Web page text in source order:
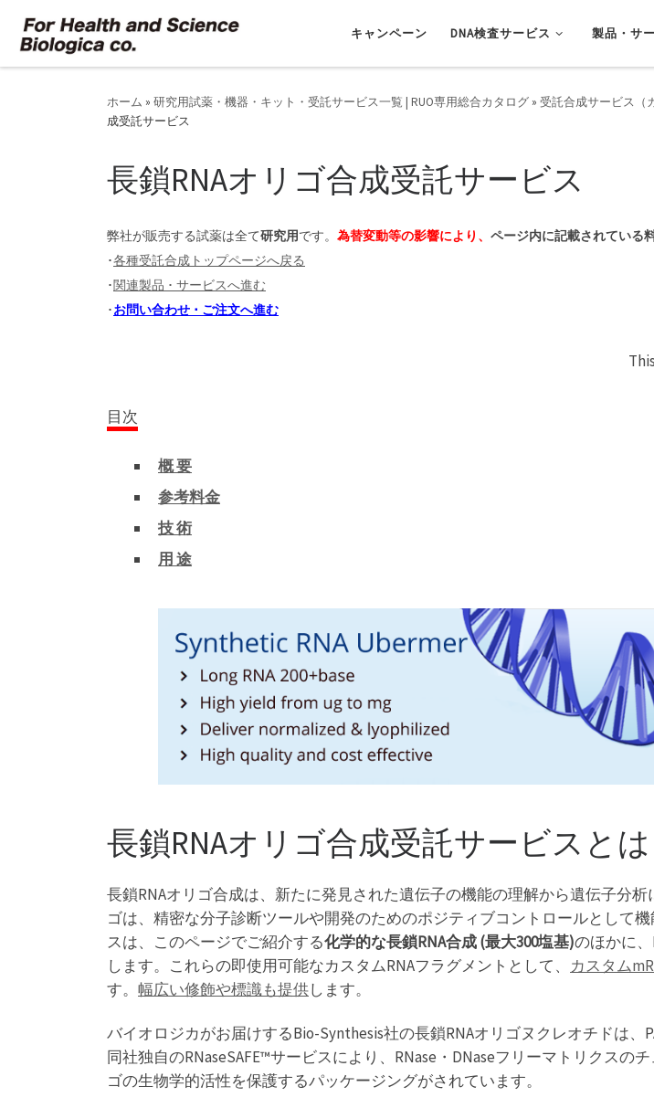
コンテンツへスキップ キャンペーン DNA検査サービス 製品・サ
ホーム » 研究用試薬・機器・キット・受託サービス一覧 | RUO専用総合カタログ » 受託合成サービス（
成受託サービス
長鎖RNAオリゴ合成受託サービス
弊社が販売する試薬は全て研究用です。 為替変動等の影響により、 ページ内に記載されている
･各種受託合成トップページへ戻る
･関連製品 ･ サービスへ進む
･お問い合わせ ･ ご注文へ進む
目次
概 要
参考料金
技 術
用 途
長鎖RNAオリゴ合成受託サービスとは
長鎖RNAオリゴ合成は、新たに発見された遺伝子の機能の理解から遺伝子分
ゴは、精密な分子診断ツールや開発のためのポジティブコントロールとして
スは、このページでご紹介する化学的な長鎖RNA合成 (最大300塩基)のほかに
します。これらの即使用可能なカスタムRNAフラグメントとして、 カスタム
す。 幅広い修飾や標識も提供します。
バイオロジカがお届けするBio-Synthesis社の長鎖RNAオリゴヌクレオチドは、
同社独自のRNaseSAFE™サービスにより、RNase・DNaseフリーマトリクス
ゴの生物学的活性を保護するパッケージングがされています。